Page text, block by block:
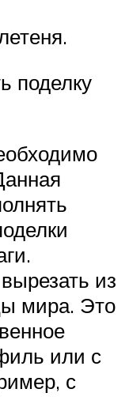
поделку
из
мира. Это
или с
с